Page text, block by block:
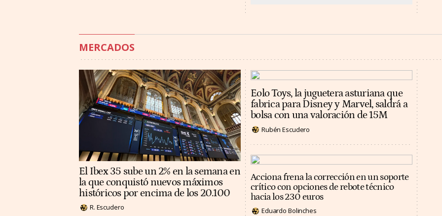
MERCADOS
El Ibex 35 sube un 2% en la semana en
la que conquistó nuevos máximos
históricos por encima de los 20.100
R. Escudero
Eolo Toys, la juguetera asturiana que
fabrica para Disney y Marvel, saldrá a
bolsa con una valoración de 15M
Rubén Escudero
Acciona frena la corrección en un soporte
crítico con opciones de rebote técnico
hacia los 230 euros
Eduardo Bolinches